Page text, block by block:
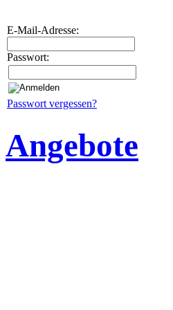
E-Mail-Adresse:
Passwort:
Passwort vergessen?
Angebote